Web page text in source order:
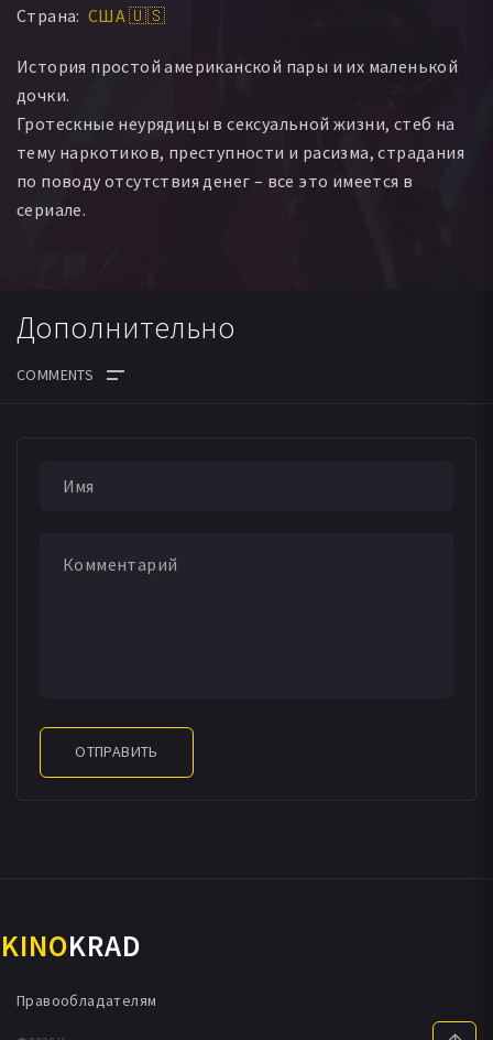
Стюарт Скелтон Майк Айви
Роберт Итон Сьюзэн Привер Линдсэй Хестон
Динк О’Нил
Джейсон Столл Дарлен Бел Грэйсон Amanda Ravitch
Филлип Робак Пол Нобрега Джина ДеВиво
Филип Д. Пинто Эрик Стилман
Страна: США 🇺🇸
История простой американской пары и их маленькой
дочки.
Гротескные неурядицы в сексуальной жизни, стеб на
тему наркотиков, преступности и расизма, страдания
по поводу отсутствия денег – все это имеется в
сериале.
Дополнительно
ОТПРАВИТЬ
KINOKRAD
Правообладателям